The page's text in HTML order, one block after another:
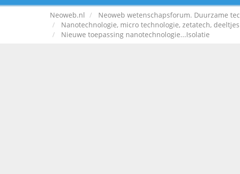
Neoweb.nl
Neoweb wetenschapsforum. Duurzame
Nanotechnologie, micro technologie, zetatech,
Nieuwe toepassing nanotechnologie...Isolatie